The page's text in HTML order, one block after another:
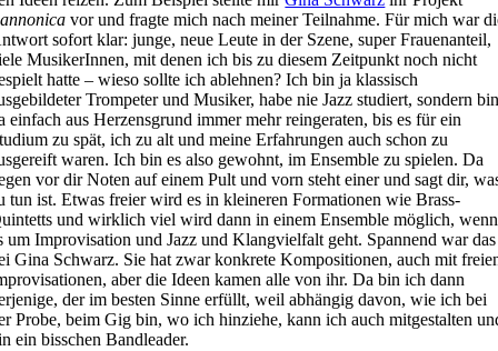
vor und fragte mich nach meiner Teilnahme. Für mich war
sofort klar: junge, neue Leute in der Szene, super Frauenanteil,
MusikerInnen, mit denen ich bis zu diesem Zeitpunkt noch nicht
hatte – wieso sollte ich ablehnen? Ich bin ja klassisch
Trompeter und Musiker, habe nie Jazz studiert, sondern
einfach aus Herzensgrund immer mehr reingeraten, bis es für ein
zu spät, ich zu alt und meine Erfahrungen auch schon zu
waren. Ich bin es also gewohnt, im Ensemble zu spielen. Da
vor dir Noten auf einem Pult und vorn steht einer und sagt dir,
tun ist. Etwas freier wird es in kleineren Formationen wie Brass-
und wirklich viel wird dann in einem Ensemble möglich, wenn
um Improvisation und Jazz und Klangvielfalt geht. Spannend war das
Gina Schwarz. Sie hat zwar konkrete Kompositionen, auch mit
aber die Ideen kamen alle von ihr. Da bin ich dann
der im besten Sinne erfüllt, weil abhängig davon, wie ich bei
Probe, beim Gig bin, wo ich hinziehe, kann ich auch mitgestalten
ein bisschen Bandleader.